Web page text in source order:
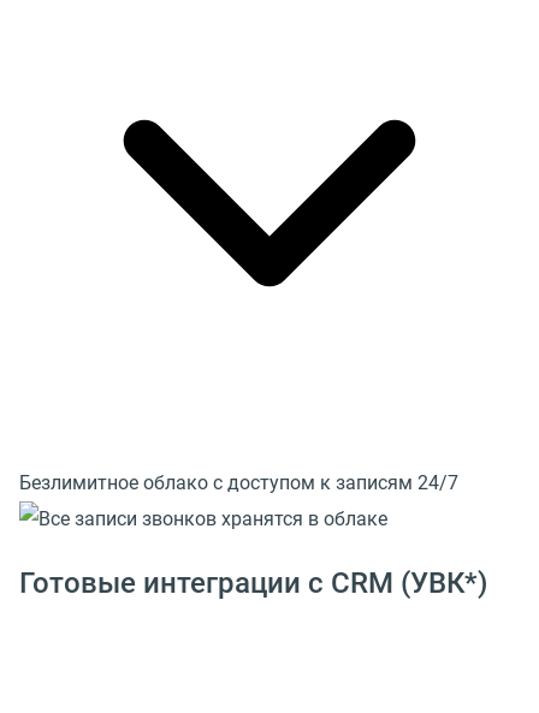
Безлимитное облако с доступом к записям 24/7
Готовые интеграции с CRM (УВК*)